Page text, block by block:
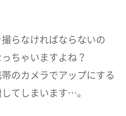
らなければならないの
ちゃいますよね？
のカメラでアップにする
てしまいます…。